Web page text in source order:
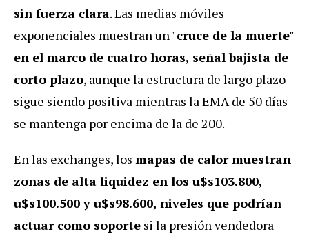
sin fuerza clara. Las medias móviles
exponenciales muestran un "cruce de la muerte"
en el marco de cuatro horas, señal bajista de
corto plazo, aunque la estructura de largo plazo
sigue siendo positiva mientras la EMA de 50 días
se mantenga por encima de la de 200.
En las exchanges, los mapas de calor muestran
zonas de alta liquidez en los u$s103.800,
u$s100.500 y u$s98.600, niveles que podrían
actuar como soporte si la presión vendedora